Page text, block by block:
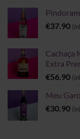
€37.90
Cachaça
Extra
€56.90
Meu
€30.90